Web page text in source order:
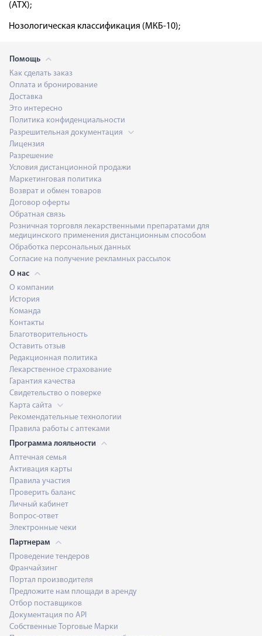
(ATX);
Нозологическая классификация (МКБ-10);
Помощь
Как сделать заказ
Оплата и бронирование
Доставка
Это интересно
Политика конфиденциальности
Разрешительная документация
Лицензия
Разрешение
Условия дистанционной продажи
Маркетинговая политика
Возврат и обмен товаров
Договор оферты
Обратная связь
Розничная торговля лекарственными препаратами для
медицинского применения дистанционным способом
Обработка персональных данных
Согласие на получение рекламных рассылок
О нас
О компании
История
Команда
Контакты
Благотворительность
Оставить отзыв
Редакционная политика
Лекарственное страхование
Гарантия качества
Свидетельство о поверке
Карта сайта
Рекомендательные технологии
Правила работы с аптеками
Программа лояльности
Аптечная семья
Активация карты
Правила участия
Проверить баланс
Личный кабинет
Вопрос-ответ
Электронные чеки
Партнерам
Проведение тендеров
Франчайзинг
Портал производителя
Предложите нам площади в аренду
Отбор поставщиков
Документация по API
Собственные Торговые Марки